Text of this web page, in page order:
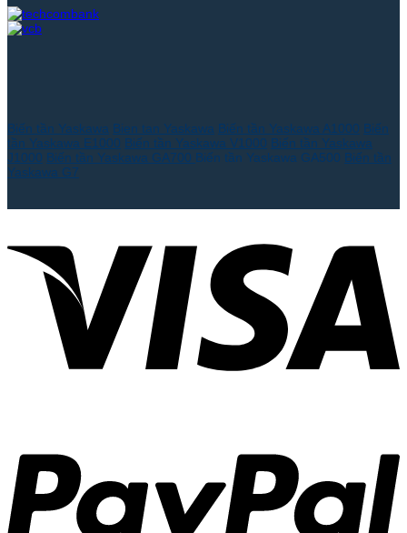
Biến tần Yaskawa Bien tan Yaskawa Biến tần Yaskawa A1000 Biến
tần Yaskawa E1000 Biến tần Yaskawa V1000 Biến tần Yaskawa
J1000 Biến tần Yaskawa GA700 Biến tần Yaskawa GA500 Biến tần
Yaskawa G7